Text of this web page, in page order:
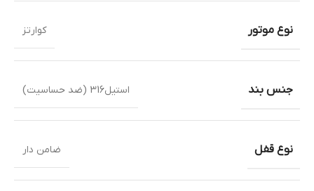
نوع موتور کوارتز
جنس بند استیل316 (ضد حساسیت)
نوع قفل ضامن دار